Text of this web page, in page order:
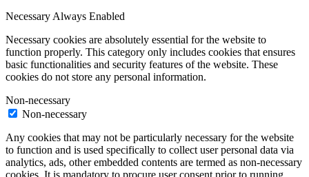
NecessaryAlways Enabled
Necessary cookies are absolutely essential for the website to
function properly. This category only includes cookies that ensures
basic functionalities and security features of the website. These
cookies do not store any personal information.
Non-necessary
Non-necessary
Any cookies that may not be particularly necessary for the website
to function and is used specifically to collect user personal data via
analytics, ads, other embedded contents are termed as non-necessary